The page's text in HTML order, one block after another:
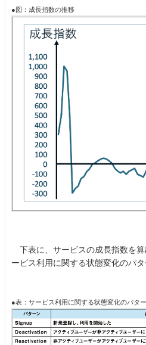
●図：成長指数の推移
下表に、サービスの成長指数を
ービス利用に関する状態変化のパタ
●表：サービス利用に関する状態変化のパタ